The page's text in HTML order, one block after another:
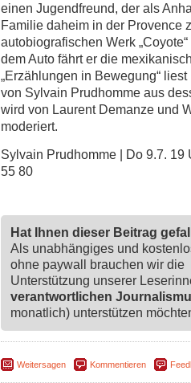
einen Jugendfreund, der als
Familie daheim in der Provence
autobiografischen Werk
dem Auto fährt er die
„Erzählungen in Bewegung“
von Sylvain Prudhomme aus
wird von Laurent Demanze und
moderiert.
Sylvain Prudhomme | Do 9.7.
55 80
Hat Ihnen dieser Beitrag
Als unabhängiges und
ohne paywall brauchen wir die
Unterstützung unserer
verantwortlichen
monatlich) unterstützen
Weitersagen Kommentieren